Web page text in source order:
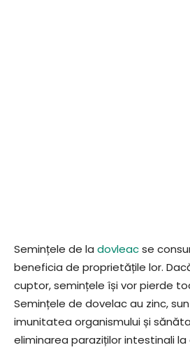
Semințele de la dovleacse
beneficia de proprietățile lor.
cuptor, semințele își vor pierde
Semințele de dovelac au zinc,
imunitatea organismului și
eliminarea paraziților intestinali la